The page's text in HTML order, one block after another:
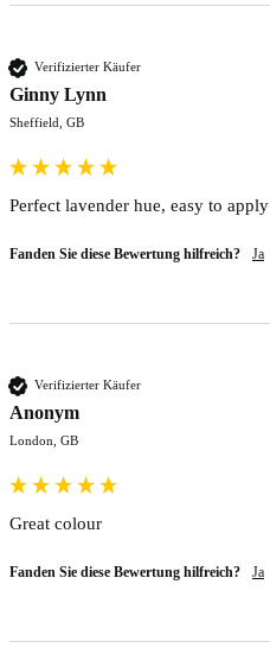
Verifizierter Käufer
Ginny Lynn
Sheffield, GB
Perfect lavender hue, easy to apply
Fanden Sie diese Bewertung hilfreich? Ja
Verifizierter Käufer
Anonym
London, GB
Great colour
Fanden Sie diese Bewertung hilfreich? Ja